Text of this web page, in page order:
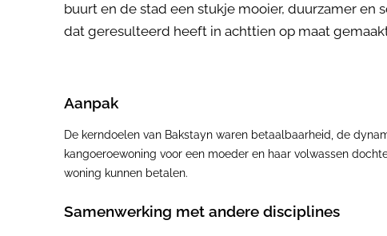
buurt en de stad een stukje mooier, duurzamer en
dat geresulteerd heeft in achttien op maat
Aanpak
De kerndoelen van Bakstayn waren betaalbaarheid, de
kangoeroewoning voor een moeder en haar volwassen
woning kunnen betalen.
Samenwerking met andere disciplines